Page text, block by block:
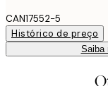
CAN17552-5
Histórico de preço
Saiba